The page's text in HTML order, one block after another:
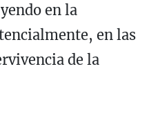
en la
en las
de la